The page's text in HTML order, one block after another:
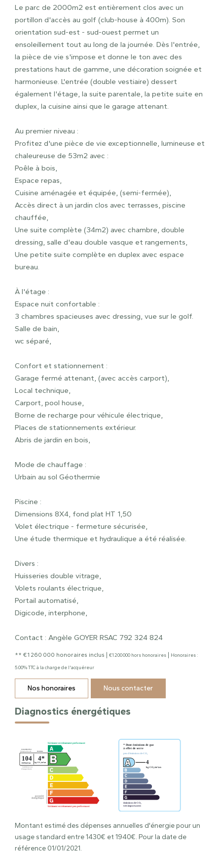
Le parc de 2000m2 est entièrement clos avec un
portillon d'accès au golf (club-house à 400m). Son
orientation sud-est - sud-ouest permet un
ensoleillement tout au long de la journée. Dès l'entrée,
la pièce de vie s'impose et donne le ton avec des
prestations haut de gamme, une décoration soignée et
harmonieuse. L'entrée (double vestiaire) dessert
également l'étage, la suite parentale, la petite suite en
duplex, la cuisine ainsi que le garage attenant.
Au premier niveau :
Profitez d'une pièce de vie exceptionnelle, lumineuse et
chaleureuse de 53m2 avec :
Poêle à bois,
Espace repas,
Cuisine aménagée et équipée, (semi-fermée),
Accès direct à un jardin clos avec terrasses, piscine
chauffée,
Une suite complète (34m2) avec chambre, double
dressing, salle d'eau double vasque et rangements,
Une petite suite complète en duplex avec espace
bureau.
À l'étage :
Espace nuit confortable :
3 chambres spacieuses avec dressing, vue sur le golf.
Salle de bain,
wc séparé,
Confort et stationnement :
Garage fermé attenant, (avec accès carport),
Local technique,
Carport, pool house,
Borne de recharge pour véhicule électrique,
Places de stationnements extérieur.
Abris de jardin en bois,
Mode de chauffage :
Urbain au sol Géothermie
Piscine :
Dimensions 8X4, fond plat HT 1,50
Volet électrique - fermeture sécurisée,
Une étude thermique et hydraulique a été réalisée.
Divers :
Huisseries double vitrage,
Volets roulants électrique,
Portail automatisé,
Digicode, interphone,
Contact : Angèle GOYER RSAC 792 324 824
** €1 260 000 honoraires inclus | €1 200 000 hors honoraires | Honoraires :
5.00% TTC à la charge de l'acquéreur
Nos honoraires Nous contacter
Diagnostics énergétiques
Montant estimé des dépenses annuelles d'énergie pour un
usage standard entre 1430€ et 1940€. Pour la date de
référence 01/01/2021.